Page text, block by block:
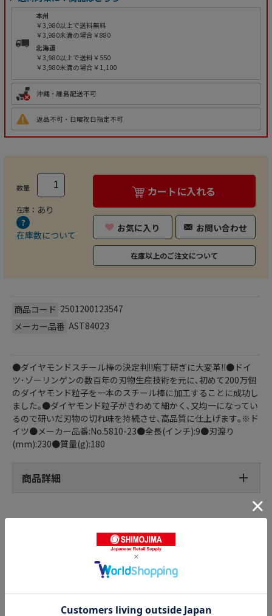
本州
￥3,980以上で送料無料
￥3,980未満の場合￥880
北海道
￥3,980以上で送料￥550
￥3,980未満の場合￥1,100
沖縄・離島配送不可
返品不可・日曜祝日指定不可
数量
在庫： あり
在庫数について
カートに入れる
お気に入り お問い合わせ
在庫以上のご注文について
商品コード 2501200123547
メーカー品番 AST84023
●ダイヤモンドスチール棒の決定判!!庖丁研ぎに大変革!!●ドイ
ツ･ゾーリンゲンの数百年の刃物生産技術を元に､初めて200万個
のダイヤモンド粒子を一本のスチール棒に加工することに成功し
ました｡●ダイヤモンド粒子がきわめて細かく､又均一になってい
るので研いだ刃物の切れ味を持続させ､高品質に仕上げます｡※ド
イツ●メーカー品番:No.5810-23●全長(インチ):9●刃渡り
(mm):230●質量(g):180
商品詳細
スチール棒の人気商品との比較